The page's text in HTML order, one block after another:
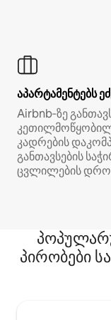
აპარტამენტებს
Airbnb‑ზე
კადრების
განთავსების
ცვლილების
პირობები